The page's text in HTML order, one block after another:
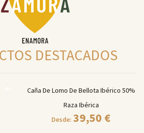
DESTACADOS
Caña De Lomo De Bellota Ibérico 50%
Raza Ibérica
Desde:39,50 €